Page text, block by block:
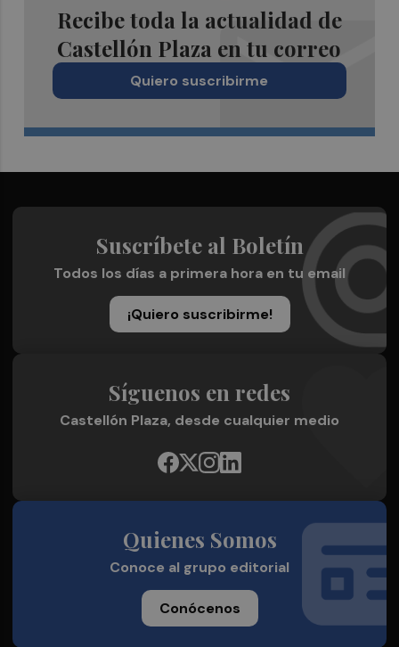
Recibe toda la actualidad de
Castellón Plaza en tu correo
Quiero suscribirme
Suscríbete al Boletín
Todos los días a primera hora en tu email
¡Quiero suscribirme!
Síguenos en redes
Castellón Plaza, desde cualquier medio
Quienes Somos
Conoce al grupo editorial
Conócenos